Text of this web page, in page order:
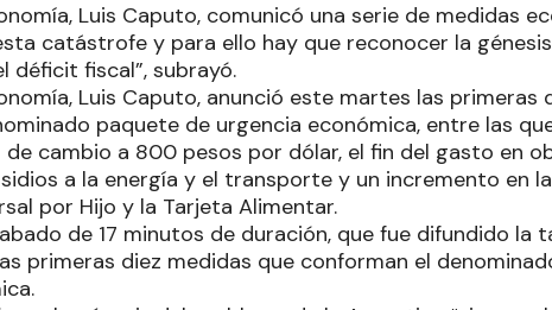
Luis Caputo, comunicó una serie de medidas
catástrofe y para ello hay que reconocer la
déficit fiscal”, subrayó.
Luis Caputo, anunció este martes las primeras
paquete de urgencia económica, entre las
cambio a 800 pesos por dólar, el fin del gasto en
a la energía y el transporte y un incremento en
por Hijo y la Tarjeta Alimentar.
de 17 minutos de duración, que fue difundido la
primeras diez medidas que conforman el